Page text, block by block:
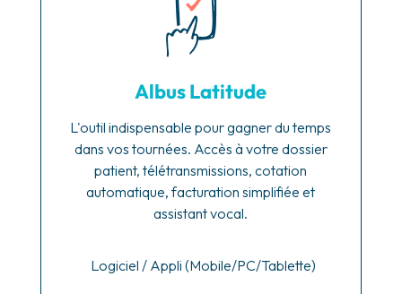
Albus Latitude
L'outil indispensable pour gagner du temps
dans vos tournées. Accès à votre dossier
patient, télétransmissions, cotation
automatique, facturation simplifiée et
assistant vocal.
Logiciel / Appli (Mobile/PC/Tablette)